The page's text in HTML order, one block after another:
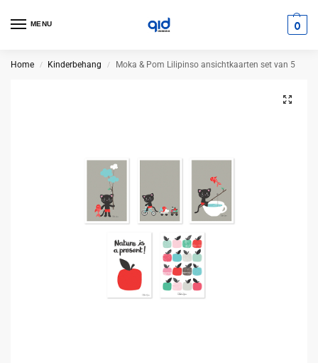
MENU 0
Home / Kinderbehang / Moka & Pom Lilipinso ansichtkaarten set van 5